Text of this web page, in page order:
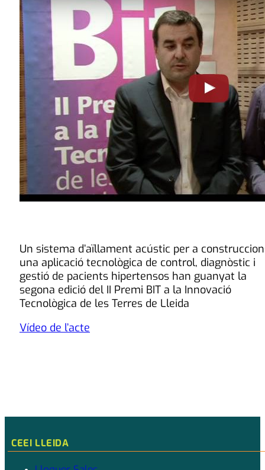
Un sistema d’aïllament acústic per a
una aplicació tecnològica de control, diagnòstic i
gestió de pacients hipertensos han guanyat la
segona edició del II Premi BIT a la Innovació
Tecnològica de les Terres de Lleida
Vídeo de l’acte
CEEI LLEIDA